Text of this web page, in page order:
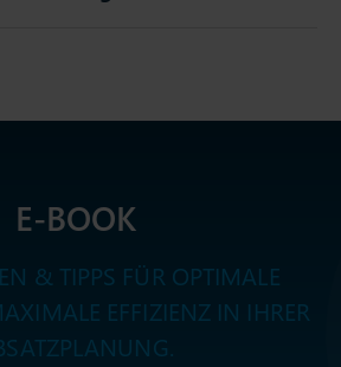
E-BOOK
& TIPPS FÜR OPTIMALE
EFFIZIENZ IN IHRER